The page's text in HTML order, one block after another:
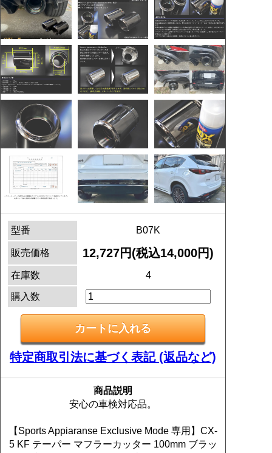
型番 B07K
販売価格 12,727円(税込14,000円)
在庫数 4
購入数
特定商取引法に基づく表記 (返品など)
商品説明
安心の車検対応品。
【Sports Appiaranse Exclusive Mode 専用】CX-
5 KF テーパー マフラーカッター 100mm ブラッ